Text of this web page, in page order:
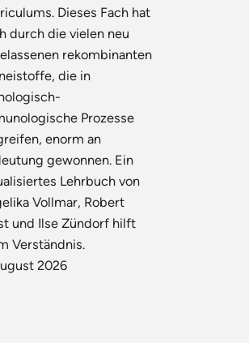
Dieses Fach hat
durch die vielen neu
rekombinanten
die in
Prozesse
enorm an
gewonnen. Ein
Lehrbuch von
Vollmar, Robert
und Ilse Zündorf hilft
Verständnis.
2026